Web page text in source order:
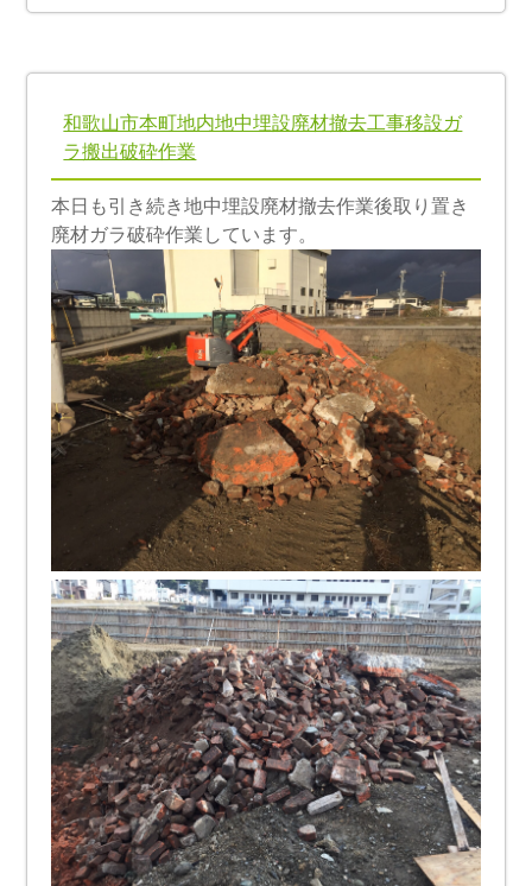
和歌山市本町地内地中埋設廃材撤去工事移設ガ
ラ搬出破砕作業
本日も引き続き地中埋設廃材撤去作業後取り置き
廃材ガラ破砕作業しています。